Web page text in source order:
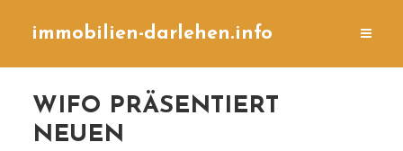
immobilien-darlehen.info
WIFO PRÄSENTIERT
NEUEN